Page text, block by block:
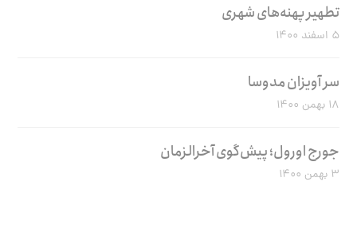
تطهیر پهنه‌های شهری
۵ اسفند ۱۴۰۰
سر آویزان مدوسا
۱۸ بهمن ۱۴۰۰
جورج اورول؛ پیش‌گوی آخرالزمان
۳ بهمن ۱۴۰۰